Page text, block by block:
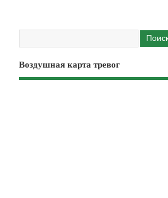
Воздушная карта тревог